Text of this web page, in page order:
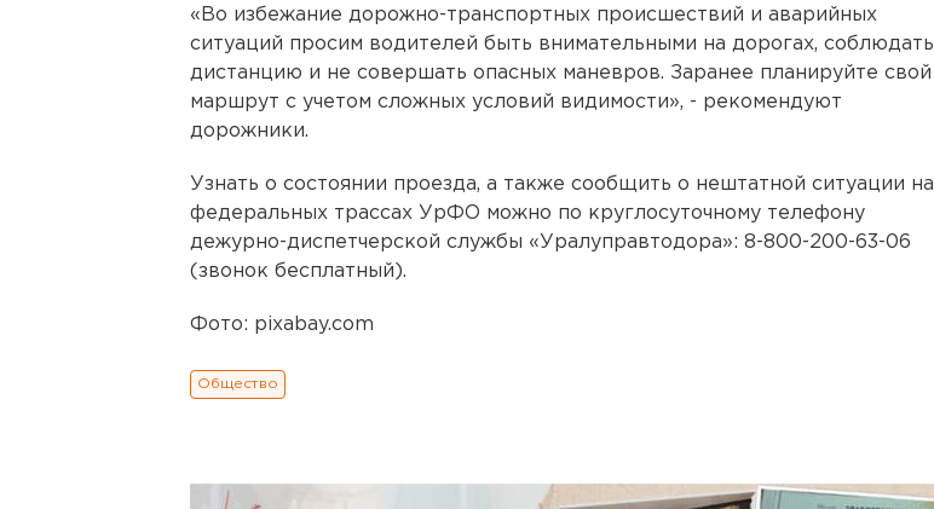
«Во избежание дорожно-транспортных происшествий и аварийных
ситуаций просим водителей быть внимательными на дорогах, соблюдать
дистанцию и не совершать опасных маневров. Заранее планируйте свой
маршрут с учетом сложных условий видимости», - рекомендуют
дорожники.
Узнать о состоянии проезда, а также сообщить о нештатной ситуации на
федеральных трассах УрФО можно по круглосуточному телефону
дежурно-диспетчерской службы «Уралуправтодора»: 8-800-200-63-06
(звонок бесплатный).
Фото: pixabay.com
Общество